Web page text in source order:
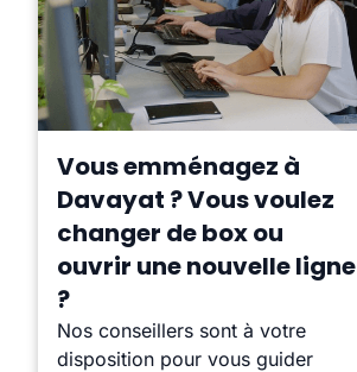
Vous emménagez à
Davayat ? Vous voulez
changer de box ou
ouvrir une nouvelle ligne
?
Nos conseillers sont à votre
disposition pour vous guider